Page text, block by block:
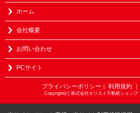
ホーム
会社概要
お問い合わせ
PCサイト
プライバシーポリシー ｜ 利用規約
Copyright(c) 株式会社ホリエイ不動産ショッ